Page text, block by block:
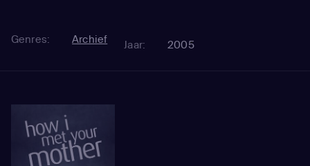
Genres: Archief Jaar: 2005